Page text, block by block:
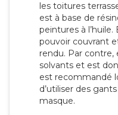
les toitures
est à base de
peintures à
pouvoir couvrant
rendu. Par contre,
solvants et est
est recommandé
d’utiliser des
masque.